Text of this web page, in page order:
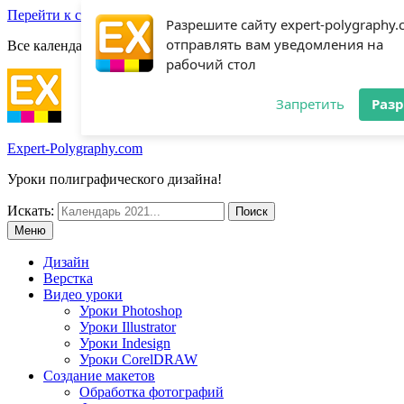
Разрешите сайту expert-
отправлять вам уведомления на
рабочий стол
Запретить
Перейти к содержимому
Все календари 2022: Посмотреть шаблоны!
Expert-Polygraphy.com
Уроки полиграфического дизайна!
Искать:
Меню
Дизайн
Верстка
Видео уроки
Уроки Photoshop
Уроки Illustrator
Уроки Indesign
Уроки CorelDRAW
Создание макетов
Обработка фотографий